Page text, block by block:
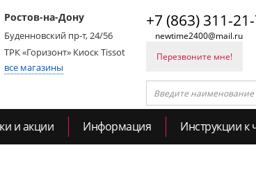
Ростов-на-Дону
Буденновский пр-т, 24/56
ТРК «Горизонт» Киоск Tissot
все магазины
+7 (863) 311-
newtime2400@mail.ru
Перезвоните мне!
и акции Информация Инструкции к